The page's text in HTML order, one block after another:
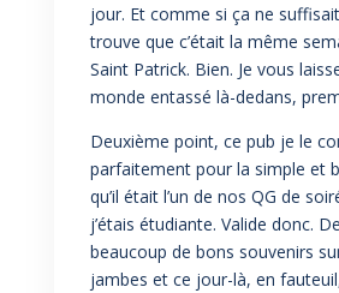
jour. Et comme si ça ne
trouve que c’était la même
Saint Patrick. Bien. Je vous
monde entassé là-dedans,
Deuxième point, ce pub je le
parfaitement pour la simple et
qu’il était l’un de nos QG de
j’étais étudiante. Valide donc.
beaucoup de bons souvenirs
jambes et ce jour-là, en